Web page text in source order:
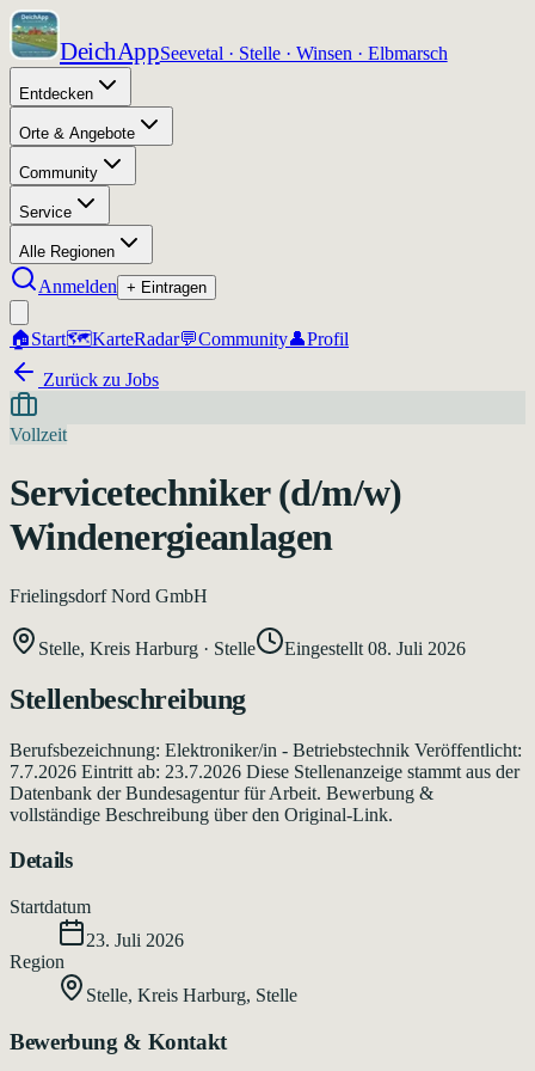
DeichAppSeevetal · Stelle · Winsen · Elbmarsch
Entdecken
Orte & Angebote
Community
Service
Alle Regionen
Anmelden + Eintragen
🏠Start🗺️KarteRadar💬Community👤Profil
Zurück zu Jobs
Vollzeit
Servicetechniker (d/m/w)
Windenergieanlagen
Frielingsdorf Nord GmbH
Stelle, Kreis Harburg · Stelle Eingestellt 08. Juli 2026
Stellenbeschreibung
Berufsbezeichnung: Elektroniker/in - Betriebstechnik Veröffentlicht:
7.7.2026 Eintritt ab: 23.7.2026 Diese Stellenanzeige stammt aus der
Datenbank der Bundesagentur für Arbeit. Bewerbung &
vollständige Beschreibung über den Original-Link.
Details
Startdatum
23. Juli 2026
Region
Stelle, Kreis Harburg, Stelle
Bewerbung & Kontakt